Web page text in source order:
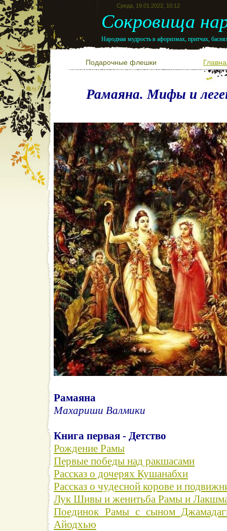
Среда, 19.01.2022, 10:12
Сокровища
Народная мудрость в афоризмах, притчах,
Подарочные флешки
Рамаяна. Мифы и
Рамаяна
Махариши Валмики
Книга первая - Детство
Рождение Рамы
Первые победы над ракшасами
Рассказ о дочерях Кушанабхи
Рассказ о чудесной корове и
Лук Шивы и женитьба Рамы и
Поединок Рамы с сыном
Айодхью